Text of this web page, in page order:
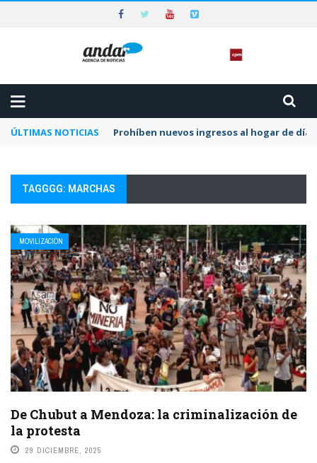
ÚLTIMAS NOTICIAS Prohíben nuevos ingresos al hogar de día
TAGGGG: MARCHAS
MOVILIZACIÓN
De Chubut a Mendoza: la criminalización de
la protesta
29 DICIEMBRE, 2025